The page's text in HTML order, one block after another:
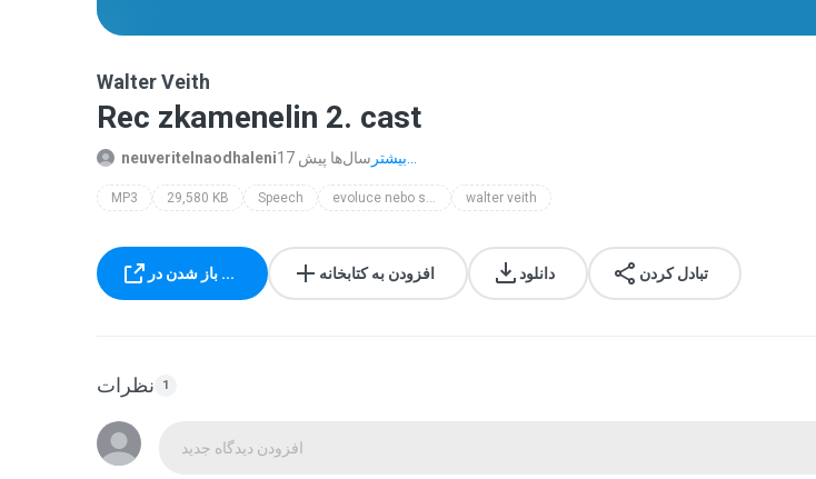
Walter Veith
Rec zkamenelin 2. cast
neuveritelnaodhaleni 17 سال‌ها پیش
MP3 29,580 KB Speech evoluce nebo stvoreni? walter veith
باز شدن در ... افزودن به کتابخانه دانلود تبادل کردن
نظرات 1
افزودن دیدگاه جدید